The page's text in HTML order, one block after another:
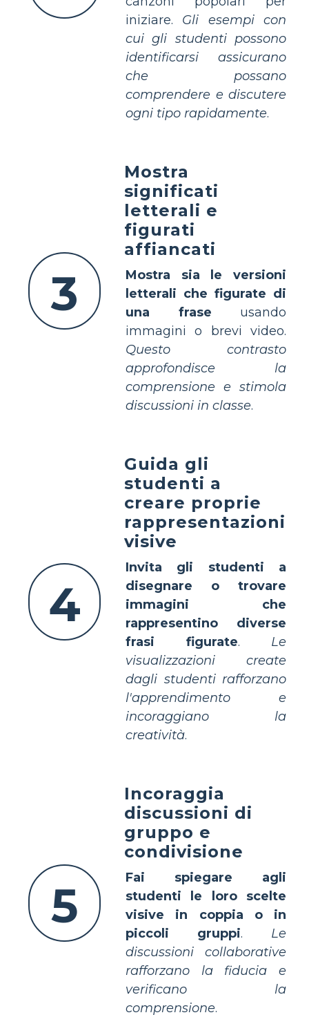
iniziare. Gli esempi con
cui gli studenti possono
identificarsi assicurano
che possano
comprendere e discutere
ogni tipo rapidamente.
3
Mostra
significati
letterali e
figurati
affiancati
Mostra sia le versioni
letterali che figurate di
una frase usando
immagini o brevi video.
Questo contrasto
approfondisce la
comprensione e stimola
discussioni in classe.
4
Guida gli
studenti a
creare proprie
rappresentazioni
visive
Invita gli studenti a
disegnare o trovare
immagini che
rappresentino diverse
frasi figurate. Le
visualizzazioni create
dagli studenti rafforzano
l'apprendimento e
incoraggiano la
creatività.
5
Incoraggia
discussioni di
gruppo e
condivisione
Fai spiegare agli
studenti le loro scelte
visive in coppia o in
piccoli gruppi. Le
discussioni collaborative
rafforzano la fiducia e
verificano la
comprensione.